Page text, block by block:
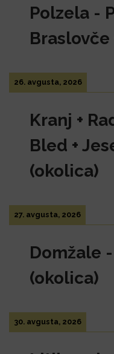
Polzela -
Braslovče
26. avgusta, 2026
Kranj +
Bled +
(okolica)
27. avgusta, 2026
Domžale
(okolica)
30. avgusta, 2026